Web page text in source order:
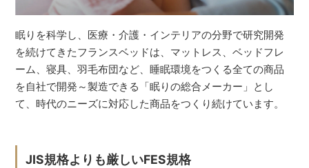
眠りを科学し、医療・介護・インテリアの分野で研究開発
を続けてきたフランスベッドは、マットレス、ベッドフレ
ーム、寝具、羽毛布団など、睡眠環境をつくる全ての商品
を自社で開発～製造できる「眠りの総合メーカー」とし
て、時代のニーズに対応した商品をつくり続けています。
JIS規格よりも厳しいFES規格